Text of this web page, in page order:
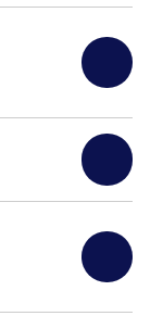
パントランクル